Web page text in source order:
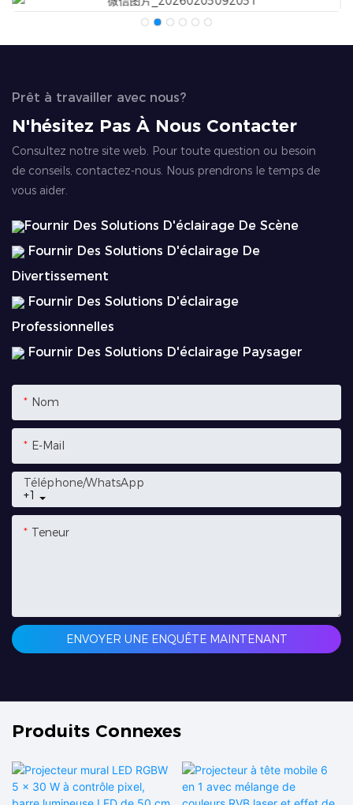
Prêt à travailler avec nous?
N'hésitez Pas À Nous Contacter
Consultez notre site web. Pour toute question ou besoin
de conseils, contactez-nous. Nous prendrons le temps de
vous aider.
Fournir Des Solutions D'éclairage De Scène
Fournir Des Solutions D'éclairage De
Divertissement
Fournir Des Solutions D'éclairage
Professionnelles
Fournir Des Solutions D'éclairage Paysager
Nom
E-Mail
+1
Téléphone/WhatsApp
Teneur
ENVOYER UNE ENQUÊTE MAINTENANT
Produits Connexes